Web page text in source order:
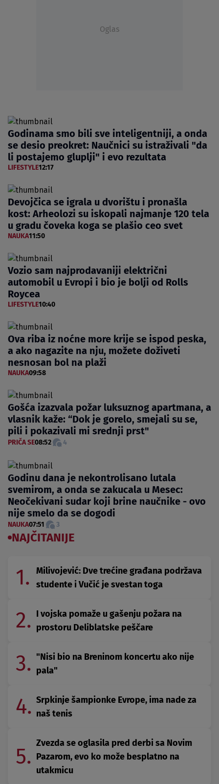
Oglas
Godinama smo bili sve inteligentniji, a onda
se desio preokret: Naučnici su istraživali "da
li postajemo gluplji" i evo rezultata
LIFESTYLE12:17
Devojčica se igrala u dvorištu i pronašla
kost: Arheolozi su iskopali najmanje 120 tela
u gradu čoveka koga se plašio ceo svet
NAUKA11:50
Vozio sam najprodavaniji električni
automobil u Evropi i bio je bolji od Rolls
Roycea
LIFESTYLE10:40
Ova riba iz noćne more krije se ispod peska,
a ako nagazite na nju, možete doživeti
nesnosan bol na plaži
NAUKA09:58
Gošća izazvala požar luksuznog apartmana, a
vlasnik kaže: “Dok je gorelo, smejali su se,
pili i pokazivali mi srednji prst"
PRIČA SE08:52 4
Godinu dana je nekontrolisano lutala
svemirom, a onda se zakucala u Mesec:
Neočekivani sudar koji brine naučnike - ovo
nije smelo da se dogodi
NAUKA07:51 3
NAJČITANIJE
1.
Milivojević: Dve trećine građana podržava
studente i Vučić je svestan toga
2. I vojska pomaže u gašenju požara na
prostoru Deliblatske peščare
3. "Nisi bio na Breninom koncertu ako nije
pala"
4. Srpkinje šampionke Evrope, ima nade za
naš tenis
5.
Zvezda se oglasila pred derbi sa Novim
Pazarom, evo ko može besplatno na
utakmicu